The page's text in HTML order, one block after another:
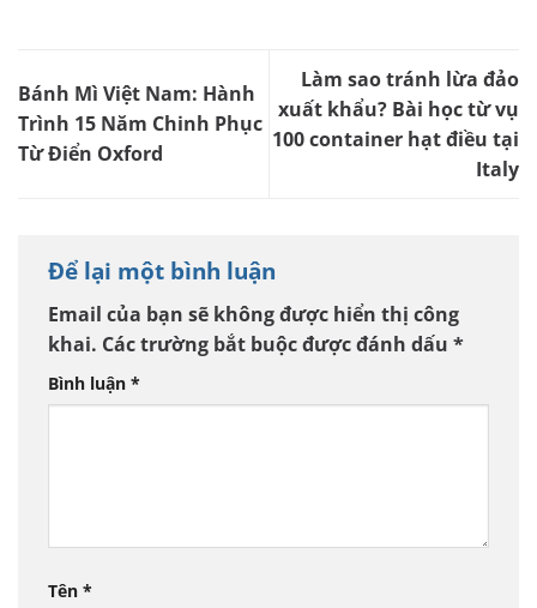
Bánh Mì Việt Nam: Hành
Trình 15 Năm Chinh Phục
Từ Điển Oxford
Làm sao tránh lừa đảo
xuất khẩu? Bài học từ vụ
100 container hạt điều tại
Italy
Để lại một bình luận
Email của bạn sẽ không được hiển thị công
khai. Các trường bắt buộc được đánh dấu *
Bình luận *
Tên *